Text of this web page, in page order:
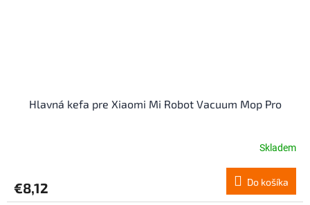
Hlavná kefa pre Xiaomi Mi Robot Vacuum Mop Pro
Skladem
€8,12 Do košíka